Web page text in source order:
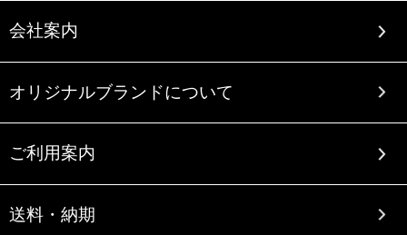
会社案内
オリジナルブランドについて
ご利用案内
送料・納期